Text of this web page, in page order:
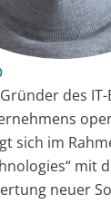
des
sich im
mit
neuer